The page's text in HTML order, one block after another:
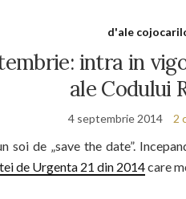
d'ale
intra in
ale Codului
4 septembrie 2014 2
soi de „save the date”.
de Urgenta 21 din 2014care